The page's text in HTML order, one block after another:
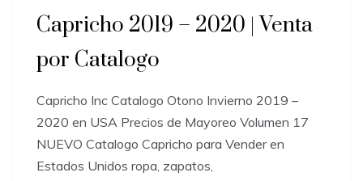
Capricho 2019 – 2020 | Venta
por Catalogo
Capricho Inc Catalogo Otono Invierno 2019 –
2020 en USA Precios de Mayoreo Volumen 17
NUEVO Catalogo Capricho para Vender en
Estados Unidos ropa, zapatos,